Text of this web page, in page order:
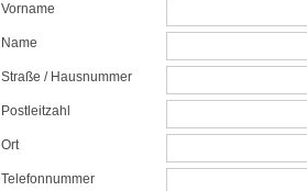
Vorname
Name
Straße / Hausnummer
Postleitzahl
Ort
Telefonnummer